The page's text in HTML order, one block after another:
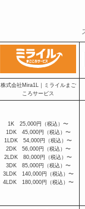
株式会社Mira1L｜ミライルまご
ころサービス
1K 25,000円（税込）〜
1DK 45,000円（税込）〜
1LDK 54,000円（税込）〜
2DK 56,000円（税込）〜
2LDK 80,000円（税込）〜
3DK 85,000円（税込）〜
3LDK 140,000円（税込）〜
4LDK 180,000円（税込）〜